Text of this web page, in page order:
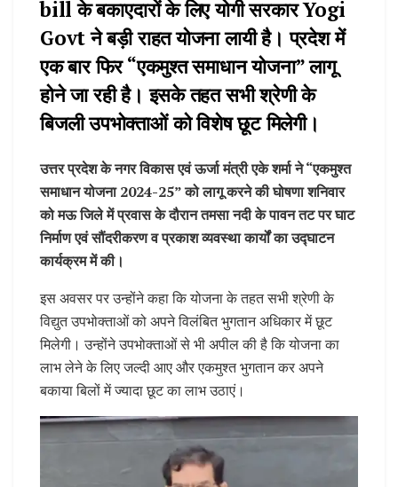
bill के बकाएदारों के लिए योगी सरकार Yogi
Govt ने बड़ी राहत योजना लायी है। प्रदेश में
एक बार फिर “एकमुश्त समाधान योजना” लागू
होने जा रही है। इसके तहत सभी श्रेणी के
बिजली उपभोक्ताओं को विशेष छूट मिलेगी।
उत्तर प्रदेश के नगर विकास एवं ऊर्जा मंत्री एके शर्मा ने “एकमुश्त
समाधान योजना 2024-25” को लागू करने की घोषणा शनिवार
को मऊ जिले में प्रवास के दौरान तमसा नदी के पावन तट पर घाट
निर्माण एवं सौंदरीकरण व प्रकाश व्यवस्था कार्यों का उद्घाटन
कार्यक्रम में की।
इस अवसर पर उन्होंने कहा कि योजना के तहत सभी श्रेणी के
विद्युत उपभोक्ताओं को अपने विलंबित भुगतान अधिकार में छूट
मिलेगी। उन्होंने उपभोक्ताओं से भी अपील की है कि योजना का
लाभ लेने के लिए जल्दी आए और एकमुश्त भुगतान कर अपने
बकाया बिलों में ज्यादा छूट का लाभ उठाएं।